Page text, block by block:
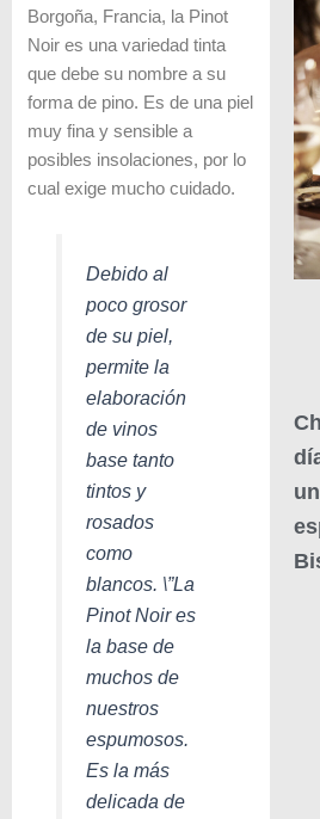
Borgoña, Francia, la Pinot
Noir es una variedad tinta
que debe su nombre a su
forma de pino. Es de una piel
muy fina y sensible a
posibles insolaciones, por lo
cual exige mucho cuidado.
Debido al
poco grosor
de su piel,
permite la
elaboración
de vinos
base tanto
tintos y
rosados
como
blancos. \”La
Pinot Noir es
la base de
muchos de
nuestros
espumosos.
Es la más
delicada de